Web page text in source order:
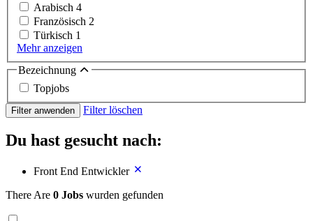
Arabisch 4
Französisch 2
Türkisch 1
Mehr anzeigen
Bezeichnung
Topjobs
Filter anwenden Filter löschen
Du hast gesucht nach:
Front End Entwickler
There Are 0 Jobs wurden gefunden